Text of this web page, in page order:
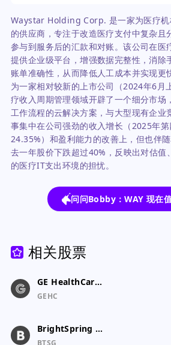
Waystar Holding Corp. 是一家为医疗机
的供应商，专注于改造医疗支付中复杂且
参与到服务后的汇款和对账。该公司在医
提供企业级平台，增强数据完整性，消除
账单准确性，从而降低人工成本并实现更
为一家相对较新的上市公司（2024年6月
疗收入周期管理领域开辟了一个细分市场
工作流程的云解决方案，与大型现有企业
事集中在公司强劲的收入增长（2025年
24.35%）和盈利能力的改善上，但也伴
去一年股价下跌超过40%，反映出对估值
的医疗IT支出环境的担忧。
问问Bobby：WAY 现在
相关股票
GE HealthCare Technologies Inc. Common Stock
GEHC
BrightSpring Health Services, Inc. Common Stock
BTSG